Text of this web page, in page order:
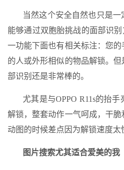
当然这个安全自然也只是
能够通过双胞胎挑战的面部识别
一功能下面也有相关标注：您
的人或外形相似的物品解锁。
部识别还是非常棒的。
尤其是与OPPO R11s的抬
解锁，整套动作一气呵成，干
动图的时候差点因为解锁速度太
图片搜索尤其适合爱美的我